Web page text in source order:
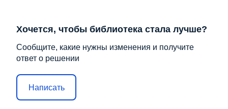
Хочется, чтобы библиотека стала лучше?
Сообщите, какие нужны изменения и получите
ответ о решении
Написать